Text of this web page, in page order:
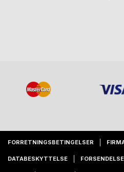
FORRETNINGSBETINGELSER
DATABESKYTTELSE